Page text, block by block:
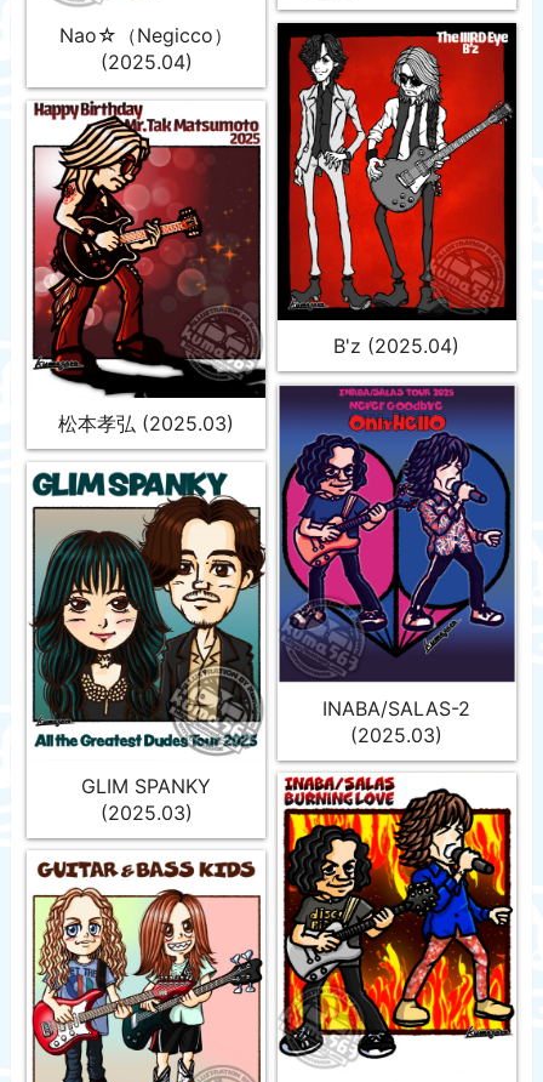
Nao☆（Negicco）
(2025.04)
B'z (2025.04)
松本孝弘 (2025.03)
INABA/SALAS-2
(2025.03)
GLIM SPANKY
(2025.03)